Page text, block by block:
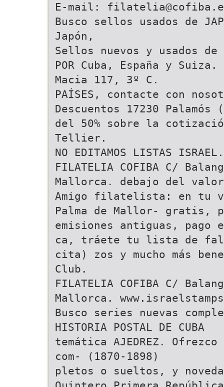
E-mail:
Busco sellos usados de
Japón,
Sellos nuevos y usados de
POR Cuba, España y
Macia 117, 3º C.
PAÍSES, contacte con
Descuentos 17230 Palamós
del 50% sobre la
Tellier.
NO EDITAMOS LISTAS
FILATELIA COFIBA C/
Mallorca. debajo del
Amigo filatelista: en tu
Palma de Mallor- gratis,
emisiones antiguas, pago
ca, tráete tu lista de
cita) zos y mucho más
Club.
FILATELIA COFIBA C/
Mallorca.
Busco series nuevas
HISTORIA POSTAL DE CUBA
temática AJEDREZ.
com- (1870-1898)
pletos o sueltos, y